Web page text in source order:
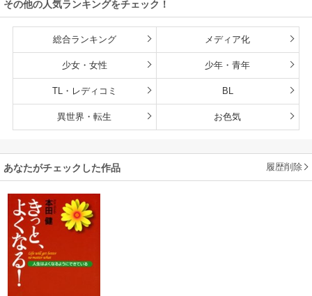
その他の人気ランキングをチェック！
総合ランキング メディア化
少女・女性 少年・青年
TL・レディコミ BL
異世界・転生 お色気
あなたがチェックした作品 履歴削除